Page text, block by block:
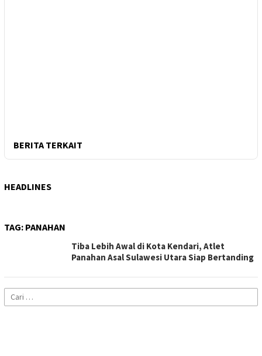
BERITA TERKAIT
HEADLINES
TAG: PANAHAN
Tiba Lebih Awal di Kota Kendari, Atlet
Panahan Asal Sulawesi Utara Siap Bertanding
Cari
untuk: